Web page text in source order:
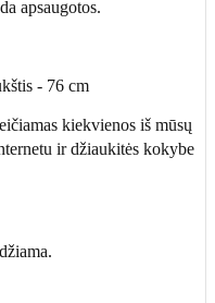
apsaugotos.
- 76 cm
kiekvienos iš mūsų
ir džiaukitės kokybe